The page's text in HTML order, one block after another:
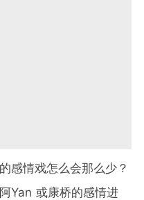
感情戏怎么会那么少？
Yan 或康桥的感情进